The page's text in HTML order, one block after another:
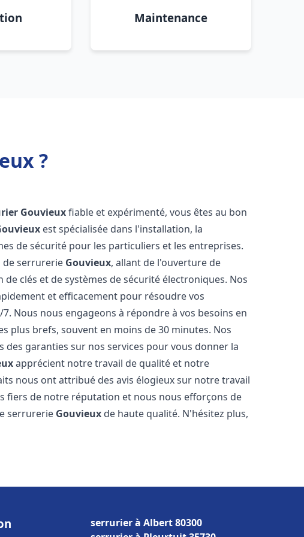
Maintenance
?
Gouvieuxfiable et expérimenté, vous êtes au bon
est spécialisée dans l'installation, la
de sécurité pour les particuliers et les entreprises.
de serrurerie Gouvieux, allant de l'ouverture de
clés et de systèmes de sécurité électroniques. Nos
et efficacement pour résoudre vos
Nous nous engageons à répondre à vos besoins en
plus brefs, souvent en moins de 30 minutes. Nos
garanties sur nos services pour vous donner la
apprécient notre travail de qualité et notre
nous ont attribué des avis élogieux sur notre travail
fiers de notre réputation et nous nous efforçons de
serrurerie Gouvieux de haute qualité. N'hésitez plus,
serrurier à Albert 80300